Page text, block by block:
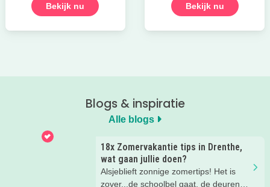
Bekijk nu Bekijk nu
Blogs & inspiratie
Alle blogs
18x Zomervakantie tips in Drenthe,
wat gaan jullie doen?
Alsjeblieft zonnige zomertips! Het is
zover...de schoolbel gaat, de deuren